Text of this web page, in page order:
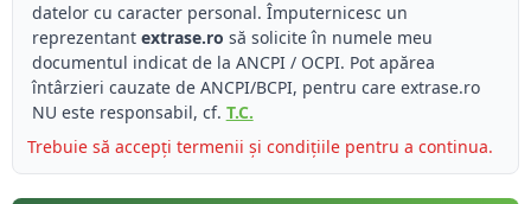
datelor cu caracter personal. Împuternicesc un
reprezentant extrase.ro să solicite în numele meu
documentul indicat de la ANCPI / OCPI. Pot apărea
întârzieri cauzate de ANCPI/BCPI, pentru care extrase.ro
NU este responsabil, cf. T.C.
Trebuie să accepți termenii și condițiile pentru a continua.